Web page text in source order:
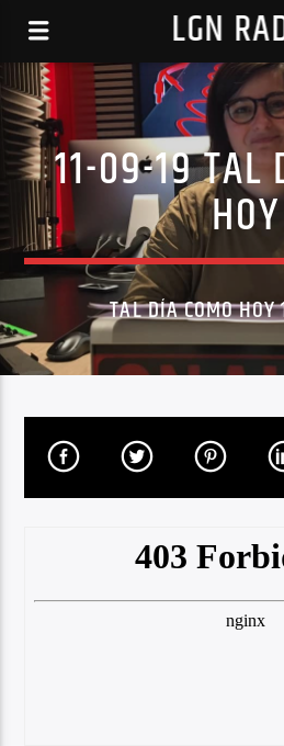
LGN
11-09-19 TAL
HOY
TAL DÍA COMO